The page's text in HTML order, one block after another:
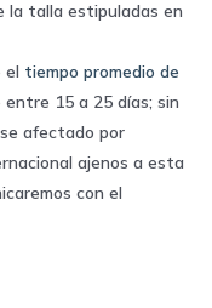
la talla estipuladas en
el tiempo promedio de
15 a 25 días; sin
afectado por
ajenos a esta
con el